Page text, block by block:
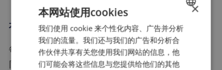
本地化专家
每个国家的风俗习惯、标准价值、法律制度各不相
同。翻译文本时，我们自然也会将这些因素纳入考
DUTCH
FRENCH
ENGLISH
×
本网站使用cookies
我们使用 cookie 来个性化内容、广告并分析
我们的流量。我们还与我们的广告和分析合
作伙伴共享有关您使用我们网站的信息，他
们可能会将这些信息与您提供给他们的其他